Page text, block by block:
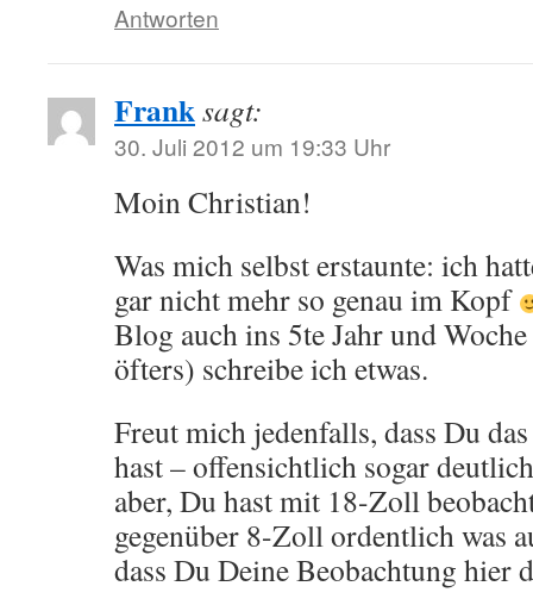
Antworten
Franksagt:
30. Juli 2012 um 19:33 Uhr
Moin Christian!
Was mich selbst erstaunte: ich
gar nicht mehr so genau im Kopf
Blog auch ins 5te Jahr und
öfters) schreibe ich etwas.
Freut mich jedenfalls, dass Du
hast – offensichtlich sogar
aber, Du hast mit 18-Zoll
gegenüber 8-Zoll ordentlich was
dass Du Deine Beobachtung hier